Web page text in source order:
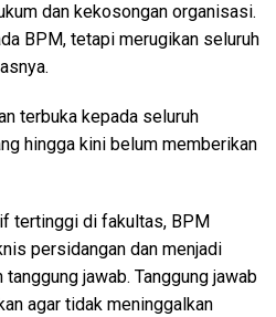
dan kekosongan organisasi.
BPM, tetapi merugikan seluruh
terbuka kepada seluruh
hingga kini belum memberikan
tertinggi di fakultas, BPM
persidangan dan menjadi
jawab. Tanggung jawab
agar tidak meninggalkan